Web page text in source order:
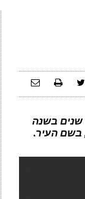
שנים בשנה
בשם העיר.